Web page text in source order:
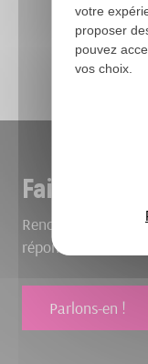
Faites-
Rencontrons-nous
répond à vos envies.
Parlons-en !
votre
proposer
pouvez
vos choix.